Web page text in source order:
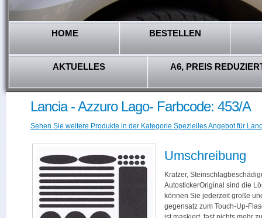
HOME BESTELLEN
AKTUELLES A6, PREIS
Lancia - Azzuro Lago- Farbcode: 453/A
Sehen Sie weitere Produkte in der Kategorie Spezielles Angebot für
Umschreibung
Kratzer,
AutostickerOriginal sind die
können Sie jederzeit große
gegensatz zum Touch-Up-